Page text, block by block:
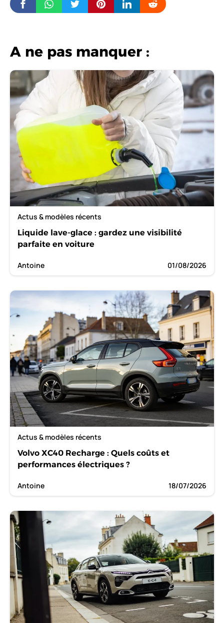
A ne pas manquer :
Actus & modèles récents
Liquide lave-glace : gardez une visibilité
parfaite en voiture
Antoine 01/08/2026
Actus & modèles récents
Volvo XC40 Recharge : Quels coûts et
performances électriques ?
Antoine 18/07/2026